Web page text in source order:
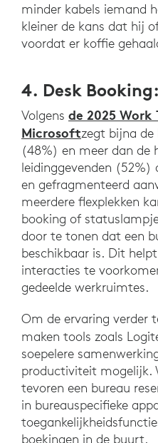
minder kabels iemand
kleiner de kans dat hij
voordat er koffie
4. Desk Booking:
Volgens de 2025 Work
Microsoftzegt bijna
(48%) en meer dan de
leidinggevenden
en gefragmenteerd
meerdere flexplekken
booking of
door te tonen dat een
beschikbaar is. Dit
interacties te
gedeelde werkruimtes.
Om de ervaring verder
maken tools zoals
soepelere
productiviteit mogelijk.
tevoren een bureau
in bureauspecifieke
boekingen in de buurt.